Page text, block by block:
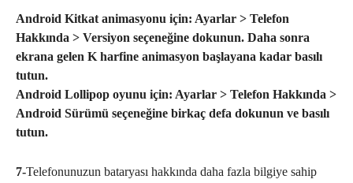
Android Kitkat animasyonu için: Ayarlar > Telefon
Hakkında > Versiyon seçeneğine dokunun. Daha sonra
ekrana gelen K harfine animasyon başlayana kadar basılı
tutun.
Android Lollipop oyunu için: Ayarlar > Telefon Hakkında >
Android Sürümü seçeneğine birkaç defa dokunun ve basılı
tutun.
7-Telefonunuzun bataryası hakkında daha fazla bilgiye sahip